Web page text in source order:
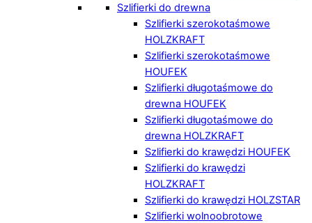
Szlifierki do drewna
Szlifierki szerokotaśmowe
HOLZKRAFT
Szlifierki szerokotaśmowe
HOUFEK
Szlifierki długotaśmowe do
drewna HOUFEK
Szlifierki długotaśmowe do
drewna HOLZKRAFT
Szlifierki do krawędzi HOUFEK
Szlifierki do krawędzi
HOLZKRAFT
Szlifierki do krawędzi HOLZSTAR
Szlifierki wolnoobrotowe